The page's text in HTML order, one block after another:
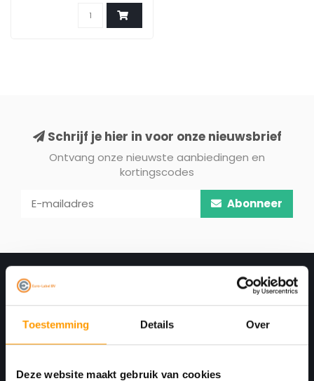
Toestemming Details Over
Deze website maakt gebruik van cookies
Schrijf je hier in voor onze nieuwsbrief
Ontvang onze nieuwste aanbiedingen en
kortingscodes
Abonneer